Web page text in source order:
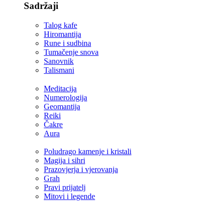
Sadržaji
Talog kafe
Hiromantija
Rune i sudbina
Tumačenje snova
Sanovnik
Talismani
Meditacija
Numerologija
Geomantija
Reiki
Čakre
Aura
Poludrago kamenje i kristali
Magija i sihri
Prazovjerja i vjerovanja
Grah
Pravi prijatelj
Mitovi i legende